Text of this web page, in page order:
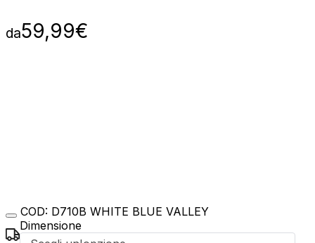
da59,99€
Dimensione
COD: D710B WHITE BLUE VALLEY